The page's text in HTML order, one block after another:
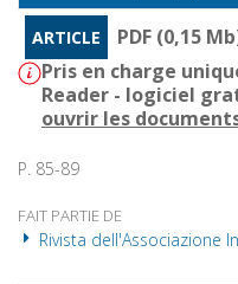
ARTICLE
PDF (0,15
Pris en charge
Reader - logiciel
ouvrir les
P. 85-89
FAIT PARTIE DE
Rivista dell'Associazione